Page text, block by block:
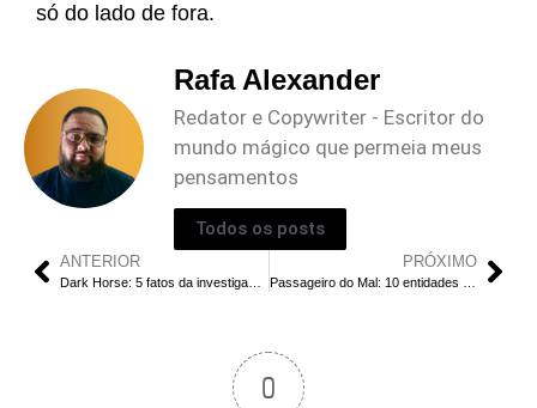
só do lado de fora.
Rafa Alexander
Redator e Copywriter - Escritor do
mundo mágico que permeia meus
pensamentos
Todos os posts
ANTERIOR PRÓXIMO
0